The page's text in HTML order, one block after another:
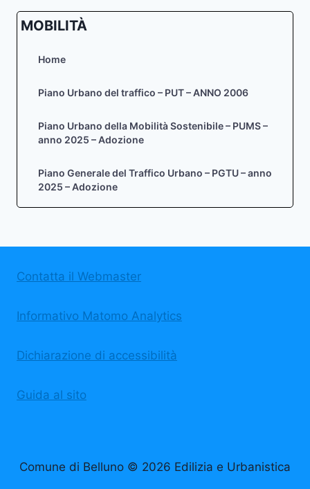
MOBILITÀ
Home
Piano Urbano del traffico – PUT – ANNO 2006
Piano Urbano della Mobilità Sostenibile – PUMS –
anno 2025 – Adozione
Piano Generale del Traffico Urbano – PGTU – anno
2025 – Adozione
Contatta il Webmaster
Informativo Matomo Analytics
Dichiarazione di accessibilità
Guida al sito
Comune di Belluno © 2026 Edilizia e Urbanistica